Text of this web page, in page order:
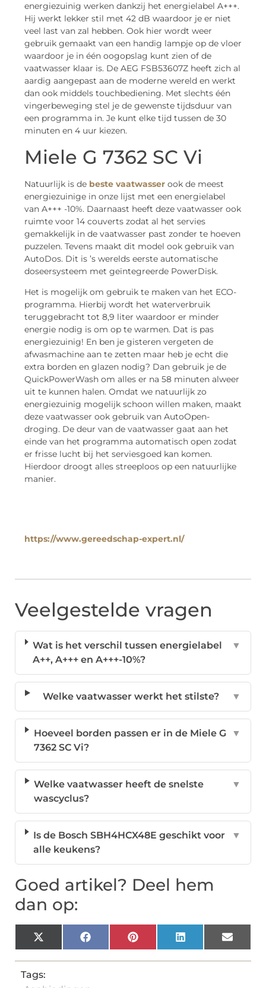
energiezuinig werken dankzij het energielabel A+++.
Hij werkt lekker stil met 42 dB waardoor je er niet
veel last van zal hebben. Ook hier wordt weer
gebruik gemaakt van een handig lampje op de vloer
waardoor je in één oogopslag kunt zien of de
vaatwasser klaar is. De AEG FSB53607Z heeft zich al
aardig aangepast aan de moderne wereld en werkt
dan ook middels touchbediening. Met slechts één
vingerbeweging stel je de gewenste tijdsduur van
een programma in. Je kunt elke tijd tussen de 30
minuten en 4 uur kiezen.
Miele G 7362 SC Vi
Natuurlijk is de beste vaatwasser ook de meest
energiezuinige in onze lijst met een energielabel
van A+++ -10%. Daarnaast heeft deze vaatwasser ook
ruimte voor 14 couverts zodat al het servies
gemakkelijk in de vaatwasser past zonder te hoeven
puzzelen. Tevens maakt dit model ook gebruik van
AutoDos. Dit is ’s werelds eerste automatische
doseersysteem met geïntegreerde PowerDisk.
Het is mogelijk om gebruik te maken van het ECO-
programma. Hierbij wordt het waterverbruik
teruggebracht tot 8,9 liter waardoor er minder
energie nodig is om op te warmen. Dat is pas
energiezuinig! En ben je gisteren vergeten de
afwasmachine aan te zetten maar heb je echt die
extra borden en glazen nodig? Dan gebruik je de
QuickPowerWash om alles er na 58 minuten alweer
uit te kunnen halen. Omdat we natuurlijk zo
energiezuinig mogelijk schoon willen maken, maakt
deze vaatwasser ook gebruik van AutoOpen-
droging. De deur van de vaatwasser gaat aan het
einde van het programma automatisch open zodat
er frisse lucht bij het serviesgoed kan komen.
Hierdoor droogt alles streeploos op een natuurlijke
manier.
https://www.gereedschap-expert.nl/
Veelgestelde vragen
Wat is het verschil tussen energielabel
A++, A+++ en A+++-10%?
▼
Welke vaatwasser werkt het stilste? ▼
Hoeveel borden passen er in de Miele G
7362 SC Vi?
▼
Welke vaatwasser heeft de snelste
wascyclus?
▼
Is de Bosch SBH4HCX48E geschikt voor
alle keukens?
▼
Goed artikel? Deel hem
dan op:
X
(Twitter)
FacebookPinterestLinkedIn Email
Tags: